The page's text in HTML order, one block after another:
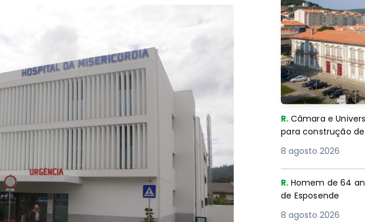
R. Câmara e
para construção
8 agosto 2026
R. Homem de 64
de Esposende
8 agosto 2026